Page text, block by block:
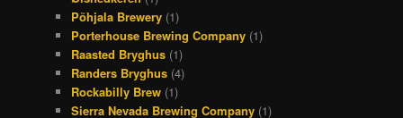
Põhjala Brewery (1)
Porterhouse Brewing Company (1)
Raasted Bryghus (1)
Randers Bryghus (4)
Rockabilly Brew (1)
Sierra Nevada Brewing Company (1)